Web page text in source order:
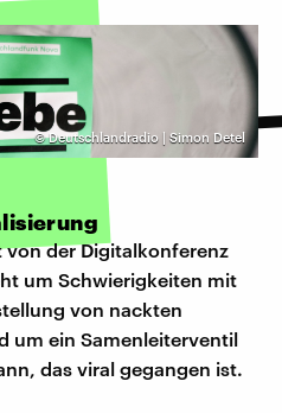
©Deutschlandradio | Simon Detel
von der Digitalkonferenz
um Schwierigkeiten mit
von nackten
um ein Samenleiterventil
das viral gegangen ist.